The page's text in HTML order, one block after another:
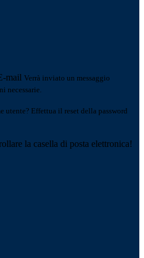
mail Verrà inviato un messaggio
necessarie.
utente? Effettua il reset della password
la casella di posta elettronica!